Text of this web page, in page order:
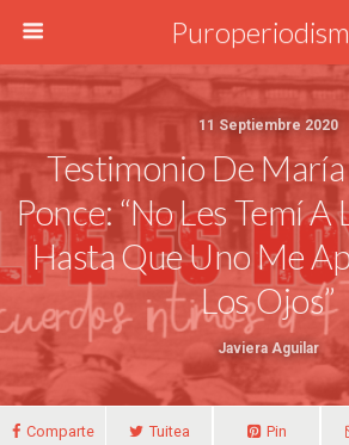
11 Septiembre 2020
Testimonio De
Ponce: “No Les Temí
Hasta Que Uno Me
Los Ojos”
Javiera Aguilar
Comparte Tuitea Pin